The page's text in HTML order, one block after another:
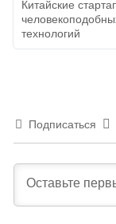
Китайские
технологий
Подписаться